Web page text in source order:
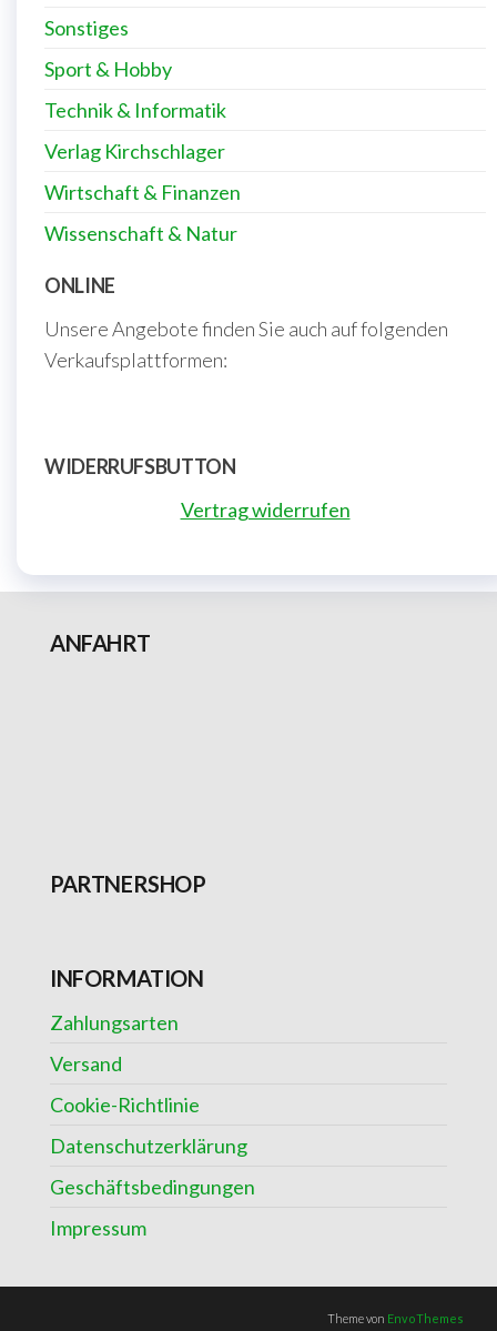
Sonstiges
Sport & Hobby
Technik & Informatik
Verlag Kirchschlager
Wirtschaft & Finanzen
Wissenschaft & Natur
ONLINE
Unsere Angebote finden Sie auch auf folgenden
Verkaufsplattformen:
WIDERRUFSBUTTON
Vertrag widerrufen
ANFAHRT
PARTNERSHOP
INFORMATION
Zahlungsarten
Versand
Cookie-Richtlinie
Datenschutzerklärung
Geschäftsbedingungen
Impressum
Theme von EnvoThemes